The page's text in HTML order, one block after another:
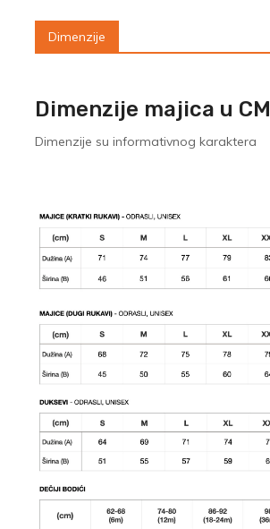
Dimenzije
Dimenzije majica u CM
Dimenzije su informativnog karaktera